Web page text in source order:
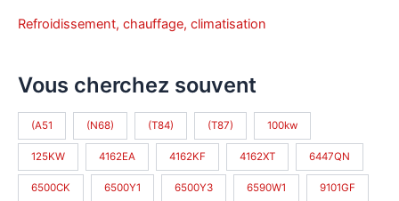
Refroidissement, chauffage, climatisation
Vous cherchez souvent
(A51 (N68) (T84) (T87) 100kw
125KW 4162EA 4162KF 4162XT 6447QN
6500CK 6500Y1 6500Y3 6590W1 9101GF